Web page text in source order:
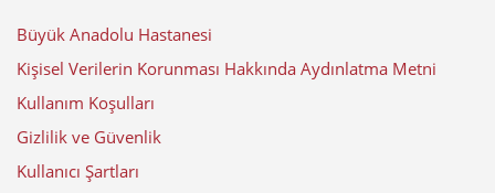
Büyük Anadolu Hastanesi
Kişisel Verilerin Korunması Hakkında Aydınlatma Metni
Kullanım Koşulları
Gizlilik ve Güvenlik
Kullanıcı Şartları